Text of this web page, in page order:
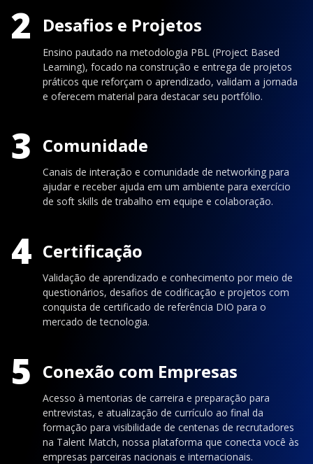
2 Desafios e Projetos
Ensino pautado na metodologia PBL (Project Based
Learning), focado na construção e entrega de projetos
práticos que reforçam o aprendizado, validam a jornada
e oferecem material para destacar seu portfólio.
3 Comunidade
Canais de interação e comunidade de networking para
ajudar e receber ajuda em um ambiente para exercício
de soft skills de trabalho em equipe e colaboração.
4 Certificação
Validação de aprendizado e conhecimento por meio de
questionários, desafios de codificação e projetos com
conquista de certificado de referência DIO para o
mercado de tecnologia.
5 Conexão com Empresas
Acesso à mentorias de carreira e preparação para
entrevistas, e atualização de currículo ao final da
formação para visibilidade de centenas de recrutadores
na Talent Match, nossa plataforma que conecta você às
empresas parceiras nacionais e internacionais.